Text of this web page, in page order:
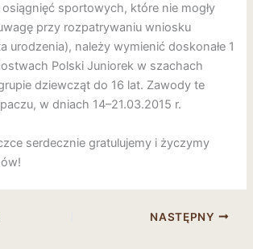
sportowych, które nie mogły
przy rozpatrywaniu wniosku
urodzenia), należy wymienić doskonałe 1
Polski Juniorek w szachach
dziewcząt do 16 lat. Zawody te
w dniach 14–21.03.2015 r.
serdecznie gratulujemy i życzymy
NASTĘPNY